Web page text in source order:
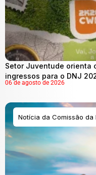
Setor Juventude orienta
ingressos para o DNJ
06 de agosto de 2026
Notícia da Comissão da